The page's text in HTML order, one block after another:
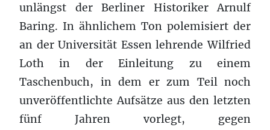
unlängst der Berliner Historiker Arnulf
Baring. In ähnlichem Ton polemisiert der
an der Universität Essen lehrende Wilfried
Loth in der Einleitung zu einem
Taschenbuch, in dem er zum Teil noch
unveröffentlichte Aufsätze aus den letzten
fünf Jahren vorlegt, gegen